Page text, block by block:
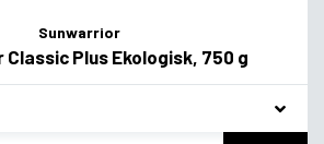
Sunwarrior
Plus Ekologisk, 750 g